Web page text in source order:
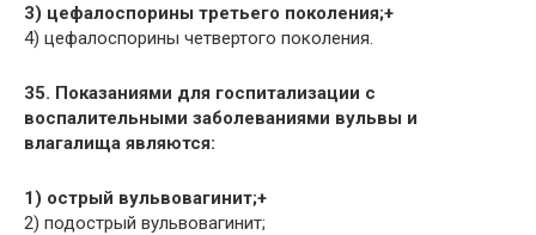
3) цефалоспорины третьего поколения;+
4) цефалоспорины четвертого поколения.
35. Показаниями для госпитализации с
воспалительными заболеваниями вульвы и
влагалища являются:
1) острый вульвовагинит;+
2) подострый вульвовагинит;